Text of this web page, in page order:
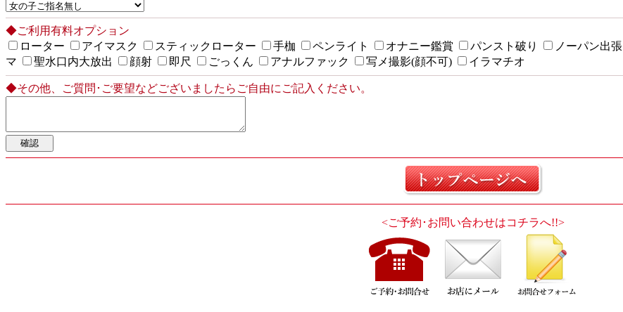
◆ご利用有料オプション
ローター
アイマスク スティックローター 手枷 ペンライト オナニー鑑賞 パンスト破り ノーパン出張
マ
聖水口内大放出 顔射 即尺 ごっくん アナルファック 写メ撮影(顔不可) イラマチオ
◆その他、ご質問･ご要望などございましたらご自由にご記入ください。
<ご予約･お問い合わせはコチラへ!!>